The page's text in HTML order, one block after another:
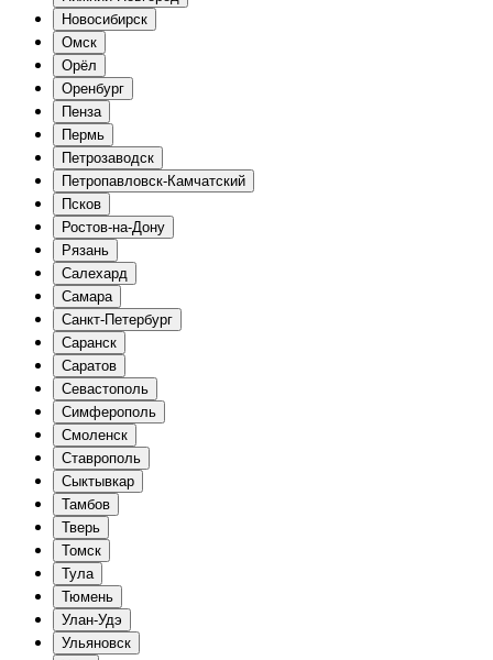
Новосибирск
Омск
Орёл
Оренбург
Пенза
Пермь
Петрозаводск
Петропавловск-Камчатский
Псков
Ростов-на-Дону
Рязань
Салехард
Самара
Санкт-Петербург
Саранск
Саратов
Севастополь
Симферополь
Смоленск
Ставрополь
Сыктывкар
Тамбов
Тверь
Томск
Тула
Тюмень
Улан-Удэ
Ульяновск